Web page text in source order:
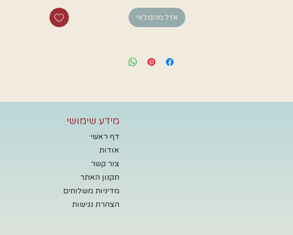
אזל מהמלאי
מידע שימושי
דף ראשי
אודות
צור קשר
תקנון האתר
מדיניות משלוחים
הצהרת נגישות